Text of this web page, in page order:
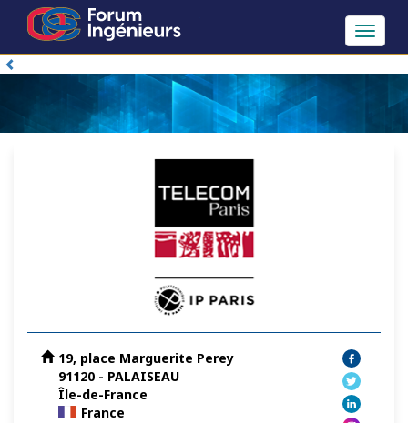
Toggle
19, place Marguerite Perey
91120 - PALAISEAU
Île-de-France
France